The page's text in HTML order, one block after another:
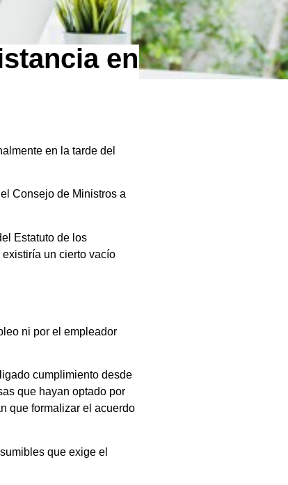
en
en la tarde del
Consejo de Ministros a
Estatuto de los
un cierto vacío
ni por el empleador
cumplimiento desde
que hayan optado por
que formalizar el acuerdo
que exige el